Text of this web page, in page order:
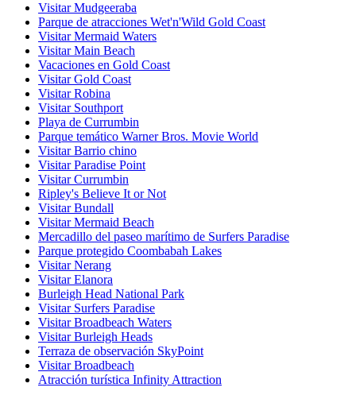
Visitar Mudgeeraba
Parque de atracciones Wet'n'Wild Gold Coast
Visitar Mermaid Waters
Visitar Main Beach
Vacaciones en Gold Coast
Visitar Gold Coast
Visitar Robina
Visitar Southport
Playa de Currumbin
Parque temático Warner Bros. Movie World
Visitar Barrio chino
Visitar Paradise Point
Visitar Currumbin
Ripley's Believe It or Not
Visitar Bundall
Visitar Mermaid Beach
Mercadillo del paseo marítimo de Surfers Paradise
Parque protegido Coombabah Lakes
Visitar Nerang
Visitar Elanora
Burleigh Head National Park
Visitar Surfers Paradise
Visitar Broadbeach Waters
Visitar Burleigh Heads
Terraza de observación SkyPoint
Visitar Broadbeach
Atracción turística Infinity Attraction